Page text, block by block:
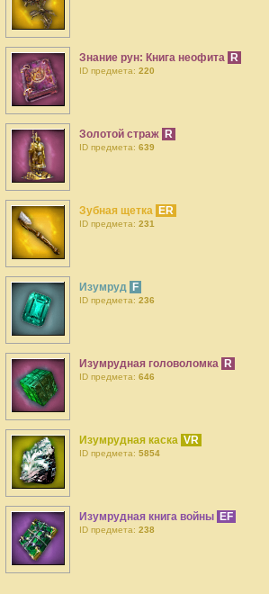
Знание рун: Книга неофита R
ID предмета: 220
Золотой страж R
ID предмета: 639
Зубная щетка ER
ID предмета: 231
Изумруд F
ID предмета: 236
Изумрудная головоломка R
ID предмета: 646
Изумрудная каска VR
ID предмета: 5854
Изумрудная книга войны EF
ID предмета: 238